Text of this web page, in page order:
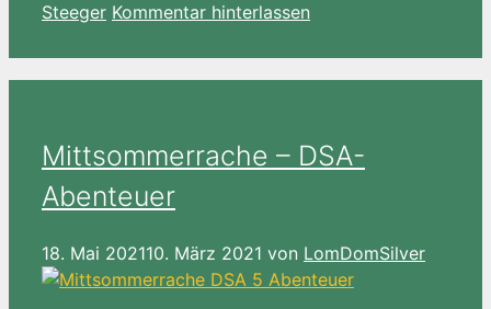
Steeger Kommentar hinterlassen
Mittsommerrache – DSA-
Abenteuer
18. Mai 202110. März 2021 von LomDomSilver